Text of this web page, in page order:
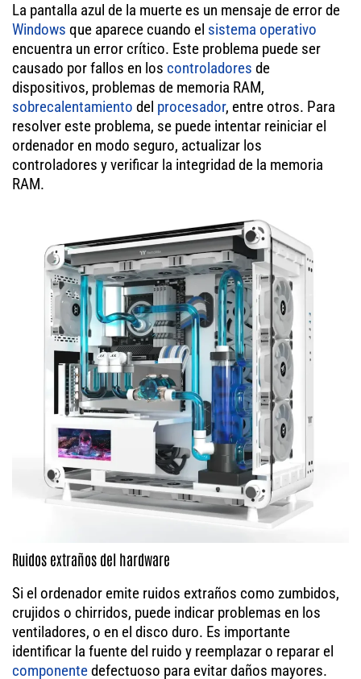
La pantalla azul de la muerte es un mensaje de error de
Windows que aparece cuando el sistema operativo
encuentra un error crítico. Este problema puede ser
causado por fallos en los controladores de
dispositivos, problemas de memoria RAM,
sobrecalentamiento del procesador, entre otros. Para
resolver este problema, se puede intentar reiniciar el
ordenador en modo seguro, actualizar los
controladores y verificar la integridad de la memoria
RAM.
Ruidos extraños del hardware
Si el ordenador emite ruidos extraños como zumbidos,
crujidos o chirridos, puede indicar problemas en los
ventiladores, o en el disco duro. Es importante
identificar la fuente del ruido y reemplazar o reparar el
componentedefectuoso para evitar daños mayores.